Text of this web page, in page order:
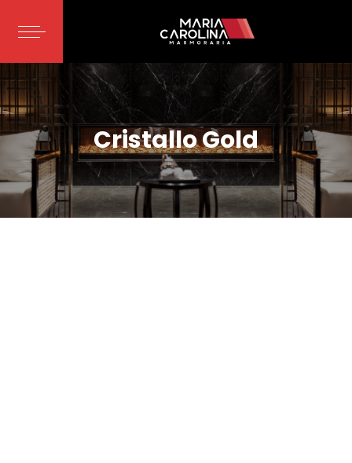
Cristallo Gold